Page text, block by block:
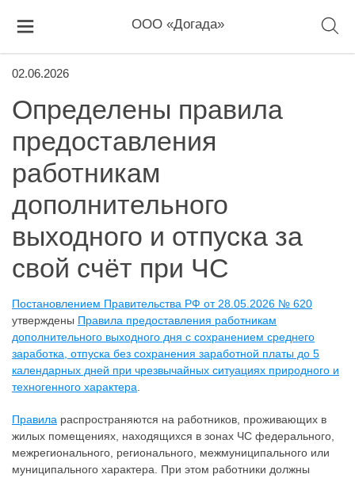
ООО «Догада»
02.06.2026
Определены правила
предоставления
работникам
дополнительного
выходного и отпуска за
свой счёт при ЧС
Постановлением Правительства РФ от 28.05.2026 № 620
утверждены Правила предоставления работникам
дополнительного выходного дня с сохранением среднего
заработка, отпуска без сохранения заработной платы до 5
календарных дней при чрезвычайных ситуациях природного и
техногенного характера
Правила распространяются на работников, проживающих в
жилых помещениях, находящихся в зонах ЧС федерального,
межрегионального, регионального, межмуниципального или
муниципального характера. При этом работники должны